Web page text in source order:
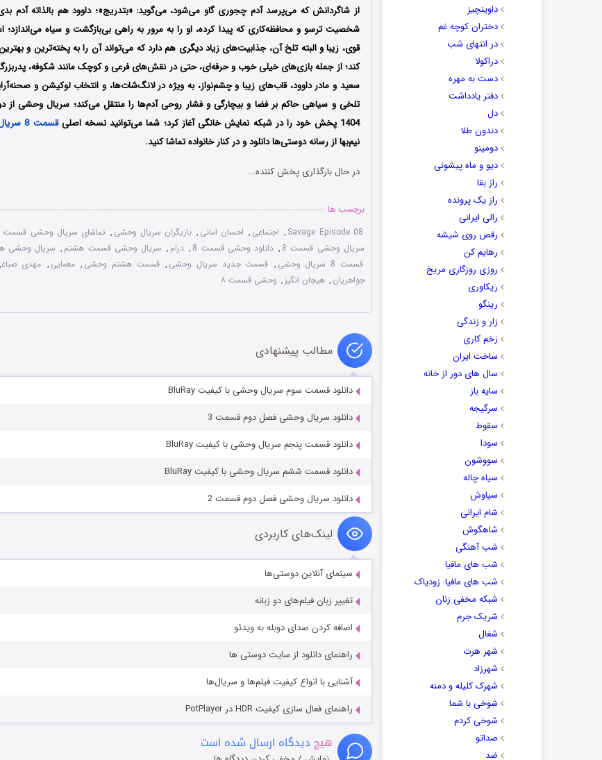
داوینچیز
دختران کوچه غم
در انتهای شب
دراکولا
دست به مهره
دفتر یادداشت
دل
دندون طلا
دومینو
دیو و ماه پیشونی
راز بقا
راز یک پرونده
رالی ایرانی
رقص روی شیشه
رهایم کن
روزی روزگاری مریخ
ریکاوری
رینگو
زار و زندگی
زخم کاری
ساخت ایران
سال های دور از خانه
سایه باز
سرگیجه
سقوط
سودا
سووشون
سیاه چاله
سیاوش
شام ایرانی
شاهگوش
شب آهنگی
شب های مافیا
شب های مافیا: زودیاک
شبکه مخفی زنان
شریک جرم
شغال
شهر هرت
شهرزاد
شهرک کلیله و دمنه
شوخی با شما
شوخی کردم
صداتو
ضد
از شاگردانش که می‌پرسد آدم چجوری گاو می‌شود، می‌گوید: «بتدریج»؛ داوود هم بالذاته آدم
شخصیت ترسو و محافظه‌کاری که پیدا کرده، او را به مرور به راهی بی‌بازگشت و سیاه
قوی، زیبا و البته تلخ آن، جذابیت‌های زیاد دیگری هم دارد که می‌تواند آن را به پخته‌ترین و
کند؛ از جمله بازی‌های خیلی خوب و حرفه‌ای، حتی در نقش‌های فرعی و کوچک مانند شکوفه،
سعید و مادر داوود، قاب‌های زیبا و چشم‌نواز، به ویژه در لانگ‌شات‌ها، و انتخاب لوکیشن و
تلخی و سیاهی حاکم بر فضا و بیچارگی و فشار روحی آدم‌ها را منتقل می‌کند؛
1404 پخش خود را در شبکه نمایش خانگی آغاز کرد؛ شما می‌توانید نسخه اصلی
قسمت 8 سریال وحشی
نیم‌بها از رسانه دوستی‌ها دانلود و در کنار خانواده تماشا کنید.
در حال بارگذاری پخش کننده...
برچسب ها
Savage Episode 08
, اجتماعی , احسان امانی , بازیگران سریال وحشی , تماشای سریال وحشی قسمت 8
سریال وحشی قسمت 8
, دانلود وحشی قسمت 8 , درام , سریال وحشی قسمت هشتم , سریال وحشی
قسمت 8 سریال وحشی
, قسمت جدید سریال وحشی , قسمت هشتم وحشی , معمایی , مهدی
جواهریان , هیجان انگیز , وحشی قسمت ۸
مطالب پیشنهادی
دانلود قسمت سوم سریال وحشی با کیفیت BluRay
دانلود سریال وحشی فصل دوم قسمت 3
دانلود قسمت پنجم سریال وحشی با کیفیت BluRay
دانلود قسمت ششم سریال وحشی با کیفیت BluRay
دانلود سریال وحشی فصل دوم قسمت 2
لینک‌های کاربردی
سینمای آنلاین دوستی‌ها
تغییر زبان فیلم‌های دو زبانه
اضافه کردن صدای دوبله به ویدئو
راهنمای دانلود از سایت دوستی ها
آشنایی با انواع کیفیت فیلم‌ها و سریال‌ها
راهنمای فعال سازی کیفیت HDR در PotPlayer
هیچ دیدگاه ارسال شده است